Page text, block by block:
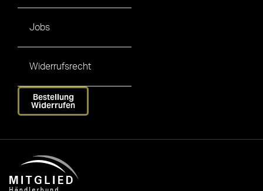
Jobs
Widerrufsrecht
Bestellung
Widerrufen